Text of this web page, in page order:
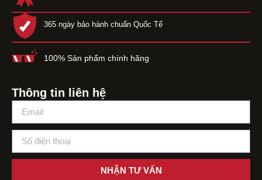
365 ngày bảo hành chuẩn Quốc Tế
100% Sản phẩm chính hãng
Thông tin liên hệ
NHẬN TƯ VẤN